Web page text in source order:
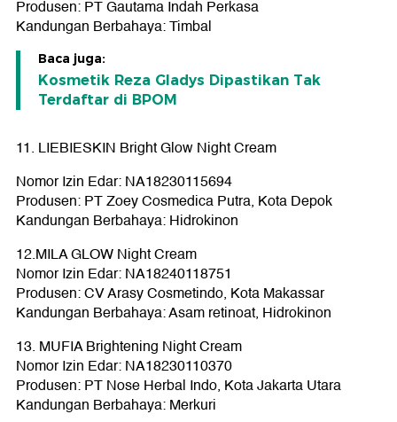
Produsen: PT Gautama Indah Perkasa
Kandungan Berbahaya: Timbal
Baca juga:
Kosmetik Reza Gladys Dipastikan Tak
Terdaftar di BPOM
11. LIEBIESKIN Bright Glow Night Cream
Nomor Izin Edar: NA18230115694
Produsen: PT Zoey Cosmedica Putra, Kota Depok
Kandungan Berbahaya: Hidrokinon
12.MILA GLOW Night Cream
Nomor Izin Edar: NA18240118751
Produsen: CV Arasy Cosmetindo, Kota Makassar
Kandungan Berbahaya: Asam retinoat, Hidrokinon
13. MUFIA Brightening Night Cream
Nomor Izin Edar: NA18230110370
Produsen: PT Nose Herbal Indo, Kota Jakarta Utara
Kandungan Berbahaya: Merkuri